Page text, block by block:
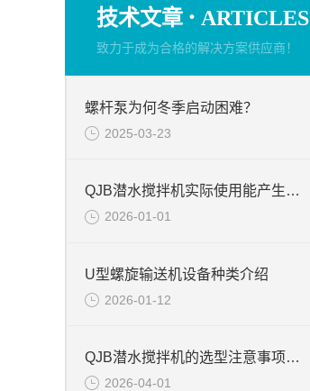
技术文章 · ARTICLES
致力于成为合格的解决方案供应商！
螺杆泵为何冬季启动困难？
2025-03-23
QJB潜水搅拌机实际使用能产生的作用
2026-01-01
U型螺旋输送机设备种类介绍
2026-01-12
QJB潜水搅拌机的选型注意事项周知
2026-04-01